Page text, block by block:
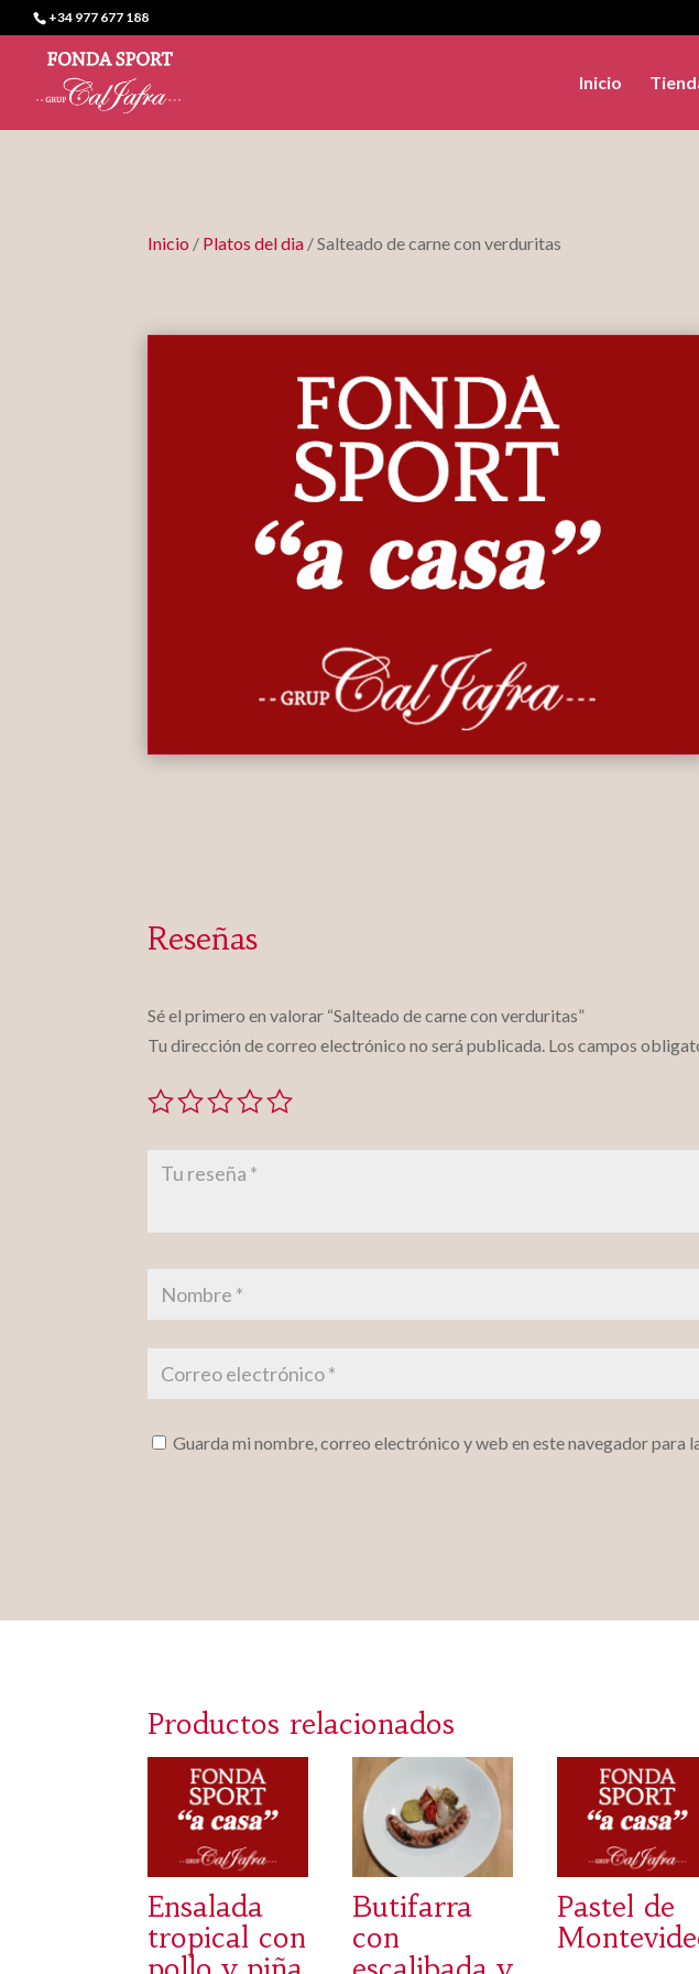
+34 977 677 188
Inicio
Inicio / Platos del dia / Salteado de carne con verduritas
Reseñas
Sé el primero en valorar “Salteado de carne con verduritas”
Tu dirección de correo electrónico no será publicada. Los campos
Guarda mi nombre, correo electrónico y web en este navegador para
Productos relacionados
Ensalada
tropical con
Butifarra
con
Pastel de